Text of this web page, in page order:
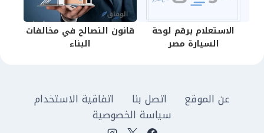
الاستعلام برقم لوحة
السيارة مصر
قانون التصالح في مخالفات
البناء
عن الموقع اتصل بنا
اتفاقية الاستخدام
سياسة الخصوصية